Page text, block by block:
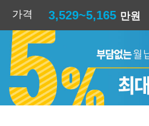
가격
3,529~5,165 만원